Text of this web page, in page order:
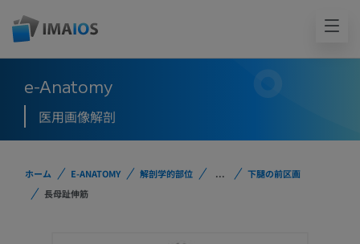
e-Anatomy
医用画像解剖
ホーム E-ANATOMY 解剖学的部位 ...
下腿の前区画
長母趾伸筋